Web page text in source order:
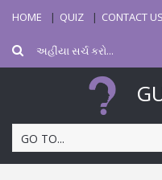
HOME QUIZ CONTACT US
GO TO...